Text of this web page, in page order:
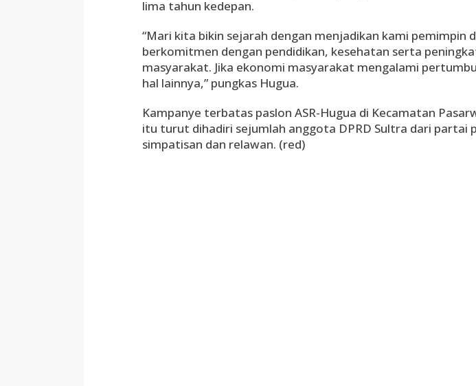
lima tahun kedepan.
“Mari kita bikin sejarah dengan menjadikan kami pemimpin
berkomitmen dengan pendidikan, kesehatan serta
masyarakat. Jika ekonomi masyarakat mengalami
hal lainnya,” pungkas Hugua.
Kampanye terbatas paslon ASR-Hugua di Kecamatan
itu turut dihadiri sejumlah anggota DPRD Sultra dari partai
simpatisan dan relawan. (red)